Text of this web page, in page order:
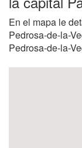
En el mapa le
Pedrosa-de-la-
Pedrosa-de-la-